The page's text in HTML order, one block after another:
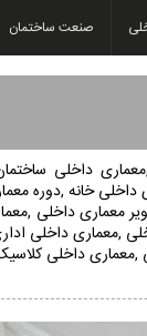
صنعت ساختمان
داخلی
خانه ,دوره
معماری داخلی
,معماری داخلی
داخلی